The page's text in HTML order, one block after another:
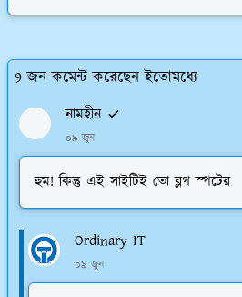
9 জন কমেন্ট করেছেন ইতোমধ্যে
নামহীন
০৯ জুন
হুম! কিন্তু এই সাইটিই তো ব্লগ স্পটের
Ordinary IT
০৯ জুন